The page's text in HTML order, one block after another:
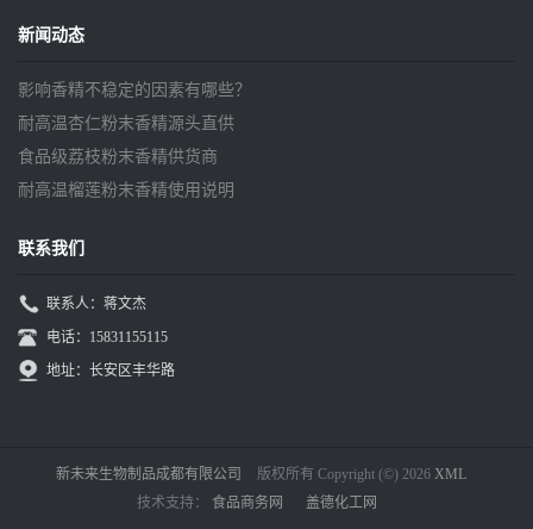
新闻动态
影响香精不稳定的因素有哪些？
耐高温杏仁粉末香精源头直供
食品级荔枝粉末香精供货商
耐高温榴莲粉末香精使用说明
联系我们
联系人：蒋文杰
电话：15831155115
地址：长安区丰华路
新未来生物制品成都有限公司 版权所有 Copyright (©) 2026 XML
技术支持： 食品商务网 盖德化工网